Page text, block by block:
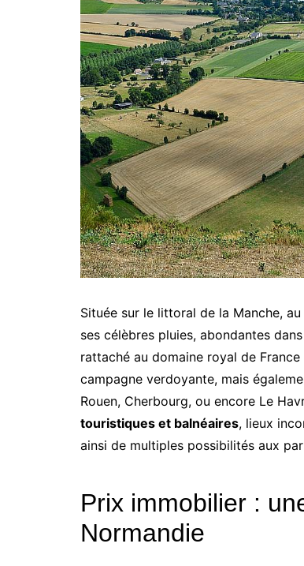
Située sur le littoral de la Manche,
ses célèbres pluies, abondantes
rattaché au domaine royal de
campagne verdoyante, mais
Rouen, Cherbourg, ou encore Le
touristiques et balnéaires, lieux
ainsi de multiples possibilités aux
Prix immobilier :
Normandie